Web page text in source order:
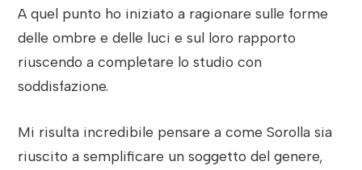
A quel punto ho iniziato a ragionare sulle forme
delle ombre e delle luci e sul loro rapporto
riuscendo a completare lo studio con
soddisfazione.
Mi risulta incredibile pensare a come Sorolla sia
riuscito a semplificare un soggetto del genere,